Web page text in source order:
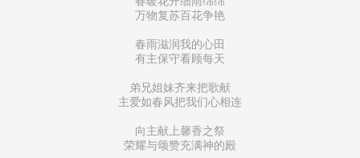
万物复苏百花争艳
春雨滋润我的心田
有主保守看顾每天
弟兄姐妹齐来把歌献
主爱如春风把我们心相连
向主献上馨香之祭
荣耀与颂赞充满神的殿